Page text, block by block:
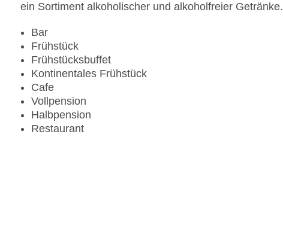
ein Sortiment alkoholischer und alkoholfreier Getränke.
Bar
Frühstück
Frühstücksbuffet
Kontinentales Frühstück
Cafe
Vollpension
Halbpension
Restaurant